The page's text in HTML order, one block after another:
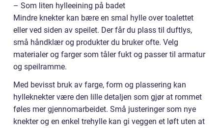
– Som liten hylleeining på badet
Mindre knekter kan bære en smal hylle over toalettet
eller ved siden av speilet. Der får du plass til duftlys,
små håndklær og produkter du bruker ofte. Velg
materialer og farger som tåler fukt og passer til armatur
og speilramme.
Med bevisst bruk av farge, form og plassering kan
hylleknekter være den lille detaljen som gjør at rommet
føles mer gjennomarbeidet. Små justeringer som nye
knekter og en enkel trehylle kan gi veggen et løft uten at